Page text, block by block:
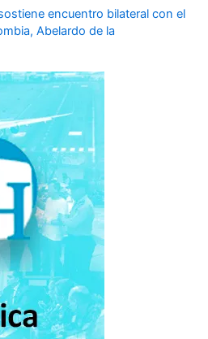
encuentro bilateral con el
Abelardo de la